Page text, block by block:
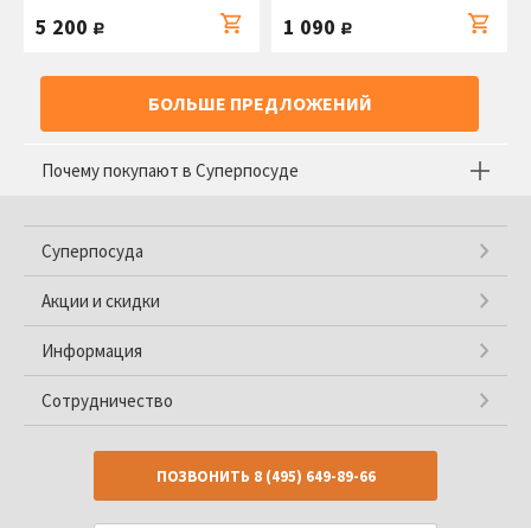
5 200 руб. 1 090 руб.
БОЛЬШЕ ПРЕДЛОЖЕНИЙ
Почему покупают в Суперпосуде
Суперпосуда
Акции и скидки
Информация
Сотрудничество
ПОЗВОНИТЬ 8 (495) 649-89-66